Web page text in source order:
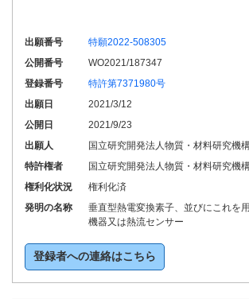
出願番号
特願2022-508305
公開番号
WO2021/187347
登録番号
特許第7371980号
出願日
2021/3/12
公開日
2021/9/23
出願人
国立研究開発法人物質・材料研究機
特許権者
国立研究開発法人物質・材料研究機
権利化状況
権利化済
発明の名称
垂直型熱電変換素子、並びにこれを
機器又は熱流センサー
登録者への連絡はこちら